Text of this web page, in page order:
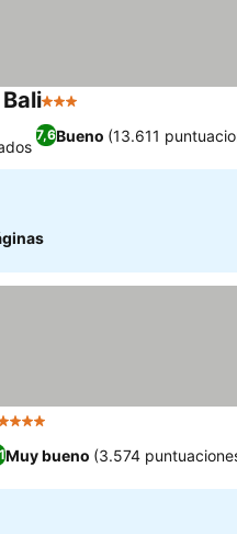
3 Estrellas
7,6Bueno (13.611
4 Estrellas
Muy bueno (3.574